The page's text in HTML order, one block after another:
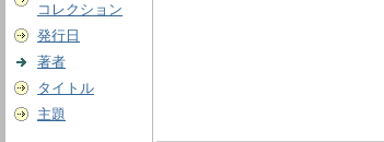
コレクション
発行日
著者
タイトル
主題